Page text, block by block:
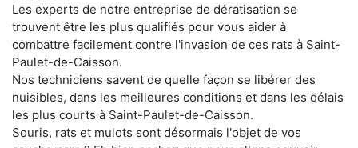
Les experts de notre entreprise de dératisation se
trouvent être les plus qualifiés pour vous aider à
combattre facilement contre l'invasion de ces rats à Saint-
Paulet-de-Caisson.
Nos techniciens savent de quelle façon se libérer des
nuisibles, dans les meilleures conditions et dans les délais
les plus courts à Saint-Paulet-de-Caisson.
Souris, rats et mulots sont désormais l'objet de vos